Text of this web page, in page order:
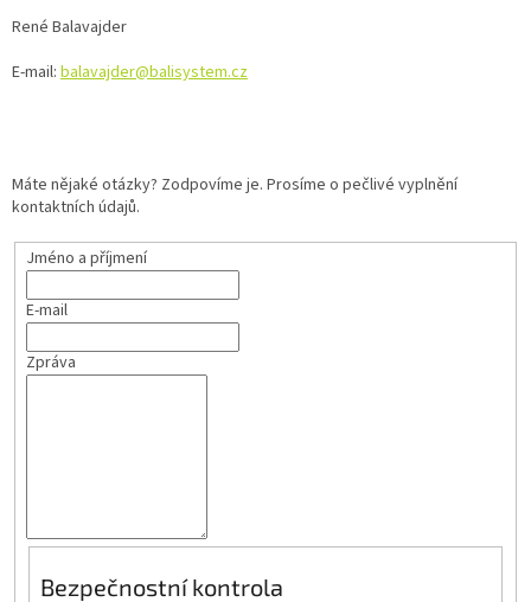
René Balavajder
E-mail: balavajder@balisystem.cz
Máte nějaké otázky? Zodpovíme je. Prosíme o pečlivé vyplnění
kontaktních údajů.
Jméno a příjmení
E-mail
Zpráva
Bezpečnostní kontrola